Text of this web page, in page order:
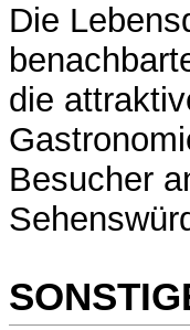
Die
die
Besucher